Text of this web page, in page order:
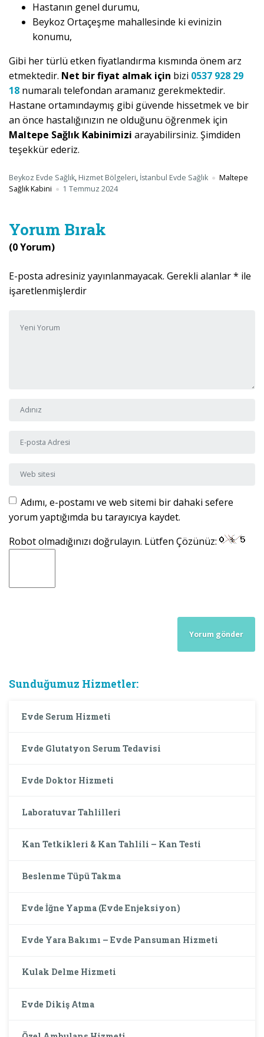
Hastanın genel durumu,
Beykoz Ortaçeşme mahallesinde ki evinizin
konumu,
Gibi her türlü etken fiyatlandırma kısmında önem arz
etmektedir. Net bir fiyat almak için bizi 0537 928 29
18 numaralı telefondan aramanız gerekmektedir.
Hastane ortamındaymış gibi güvende hissetmek ve bir
an önce hastalığınızın ne olduğunu öğrenmek için
Maltepe Sağlık Kabinimizi arayabilirsiniz. Şimdiden
teşekkür ederiz.
Beykoz Evde Sağlık, Hizmet Bölgeleri, İstanbul Evde Sağlık
Maltepe
Sağlık Kabini
1 Temmuz 2024
Yorum Bırak
(0 Yorum)
E-posta adresiniz yayınlanmayacak. Gerekli alanlar* ile
işaretlenmişlerdir
Adı ve Soyadı
E-posta Adresi
Web sitesi
Adımı, e-postamı ve web sitemi bir dahaki sefere
yorum yaptığımda bu tarayıcıya kaydet.
Robot olmadığınızı doğrulayın. Lütfen Çözünüz:
Sunduğumuz Hizmetler:
Evde Serum Hizmeti
Evde Glutatyon Serum Tedavisi
Evde Doktor Hizmeti
Laboratuvar Tahlilleri
Kan Tetkikleri & Kan Tahlili – Kan Testi
Beslenme Tüpü Takma
Evde İğne Yapma (Evde Enjeksiyon)
Evde Yara Bakımı – Evde Pansuman Hizmeti
Kulak Delme Hizmeti
Evde Dikiş Atma